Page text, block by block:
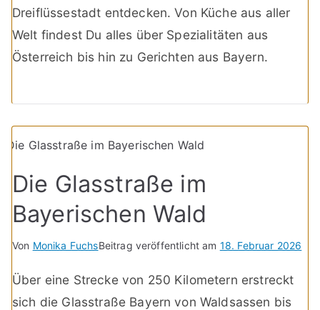
Dreiflüssestadt entdecken. Von Küche aus aller
Welt findest Du alles über Spezialitäten aus
Österreich bis hin zu Gerichten aus Bayern.
Die Glasstraße im
Bayerischen Wald
Von Monika FuchsBeitrag veröffentlicht am 18. Februar 2026
Über eine Strecke von 250 Kilometern erstreckt
sich die Glasstraße Bayern von Waldsassen bis